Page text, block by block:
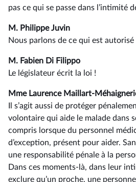
pas ce qui se passe dans l’intimité
M. Philippe Juvin
Nous parlons de ce qui est autorisé
M. Fabien Di Filippo
Le législateur écrit la loi !
Mme Laurence Maillart-
Il s’agit aussi de protéger
volontaire qui aide le malade dans
compris lorsque du personnel
d’exception, présent pour aider.
une responsabilité pénale à la
Dans ces moments-là, dans leur
exclure qu’un proche, une